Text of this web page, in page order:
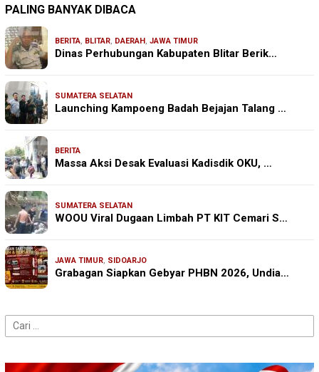
PALING BANYAK DIBACA
BERITA, BLITAR, DAERAH , JAWA TIMUR
Dinas Perhubungan Kabupaten Blitar Berik…
SUMATERA SELATAN
Launching Kampoeng Badah Bejajan Talang …
BERITA
Massa Aksi Desak Evaluasi Kadisdik OKU, …
SUMATERA SELATAN
WOOU Viral Dugaan Limbah PT KIT Cemari S…
JAWA TIMUR, SIDOARJO
Grabagan Siapkan Gebyar PHBN 2026, Undia…
Cari
untuk: